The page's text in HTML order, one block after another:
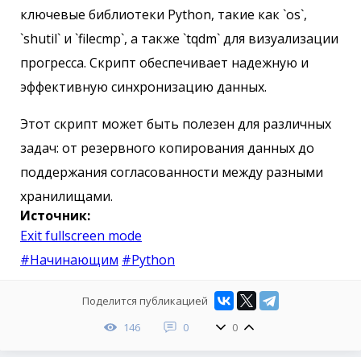
ключевые библиотеки Python, такие как `os`,
`shutil` и `filecmp`, а также `tqdm` для визуализации
прогресса. Скрипт обеспечивает надежную и
эффективную синхронизацию данных.
Этот скрипт может быть полезен для различных
задач: от резервного копирования данных до
поддержания согласованности между разными
хранилищами.
Источник:
Exit fullscreen mode
#Начинающим #Python
Поделится публикацией
146
0 0